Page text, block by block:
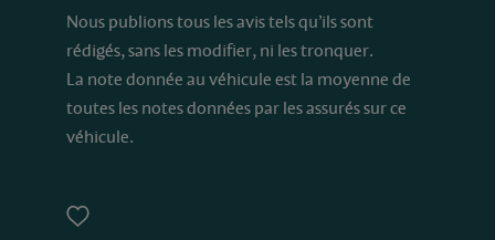
Nous publions tous les avis tels qu’ils sont
rédigés, sans les modifier, ni les tronquer.
La note donnée au véhicule est la moyenne de
toutes les notes données par les assurés sur ce
véhicule.